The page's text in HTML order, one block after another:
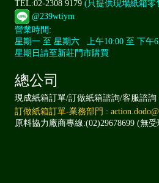
TEL:02-2308 9179 (只提供現場紙箱零
@239wtiym
營業時間:
星期一 至 星期六 上午10:00 至 下午
星期日請至新莊門市購買
總公司
現成紙箱訂單/訂做紙箱諮詢/客服諮詢
訂做紙箱訂單-業務部門 :
原料協力廠商專線:(02)29678699 (無